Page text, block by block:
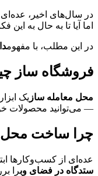
در سال‌های اخیر،
اما آیا تا به حال به این
در این مطلب، با مفهوم
فروشگاه ساز
محل معامله ساز یک
— می‌توانید محصولات
چرا ساخت محل
عده‌ای از کسب‌وکارها
ستدگاه در فضای وبرا